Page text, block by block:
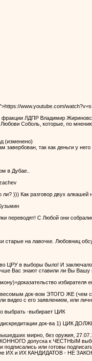
www.youtube.com/
фракции ЛДПР Владимир
Любови Соболь, которые, по
(изменено)
завербован, так как деньги у
в Дубае..
ли? ))) Как разговор двух алкашей
переводят! С Любой они
старые на лавочке. Любовниц
ЦРУ в выборы было! И
Вас знают ставили ли Вы Вашу
избирателя
док-вом ЭТОГО ЖЕ (чем
видео с его заявлением, или
выбрать -выбирает ЦИК
дискредитации док-ва 1) ЦИК
мирно, без оружия,
допуска к ЧЕСТНЫМ
подписались или готовы
ИХ и ИХ КАНДИДАТОВ - НЕ